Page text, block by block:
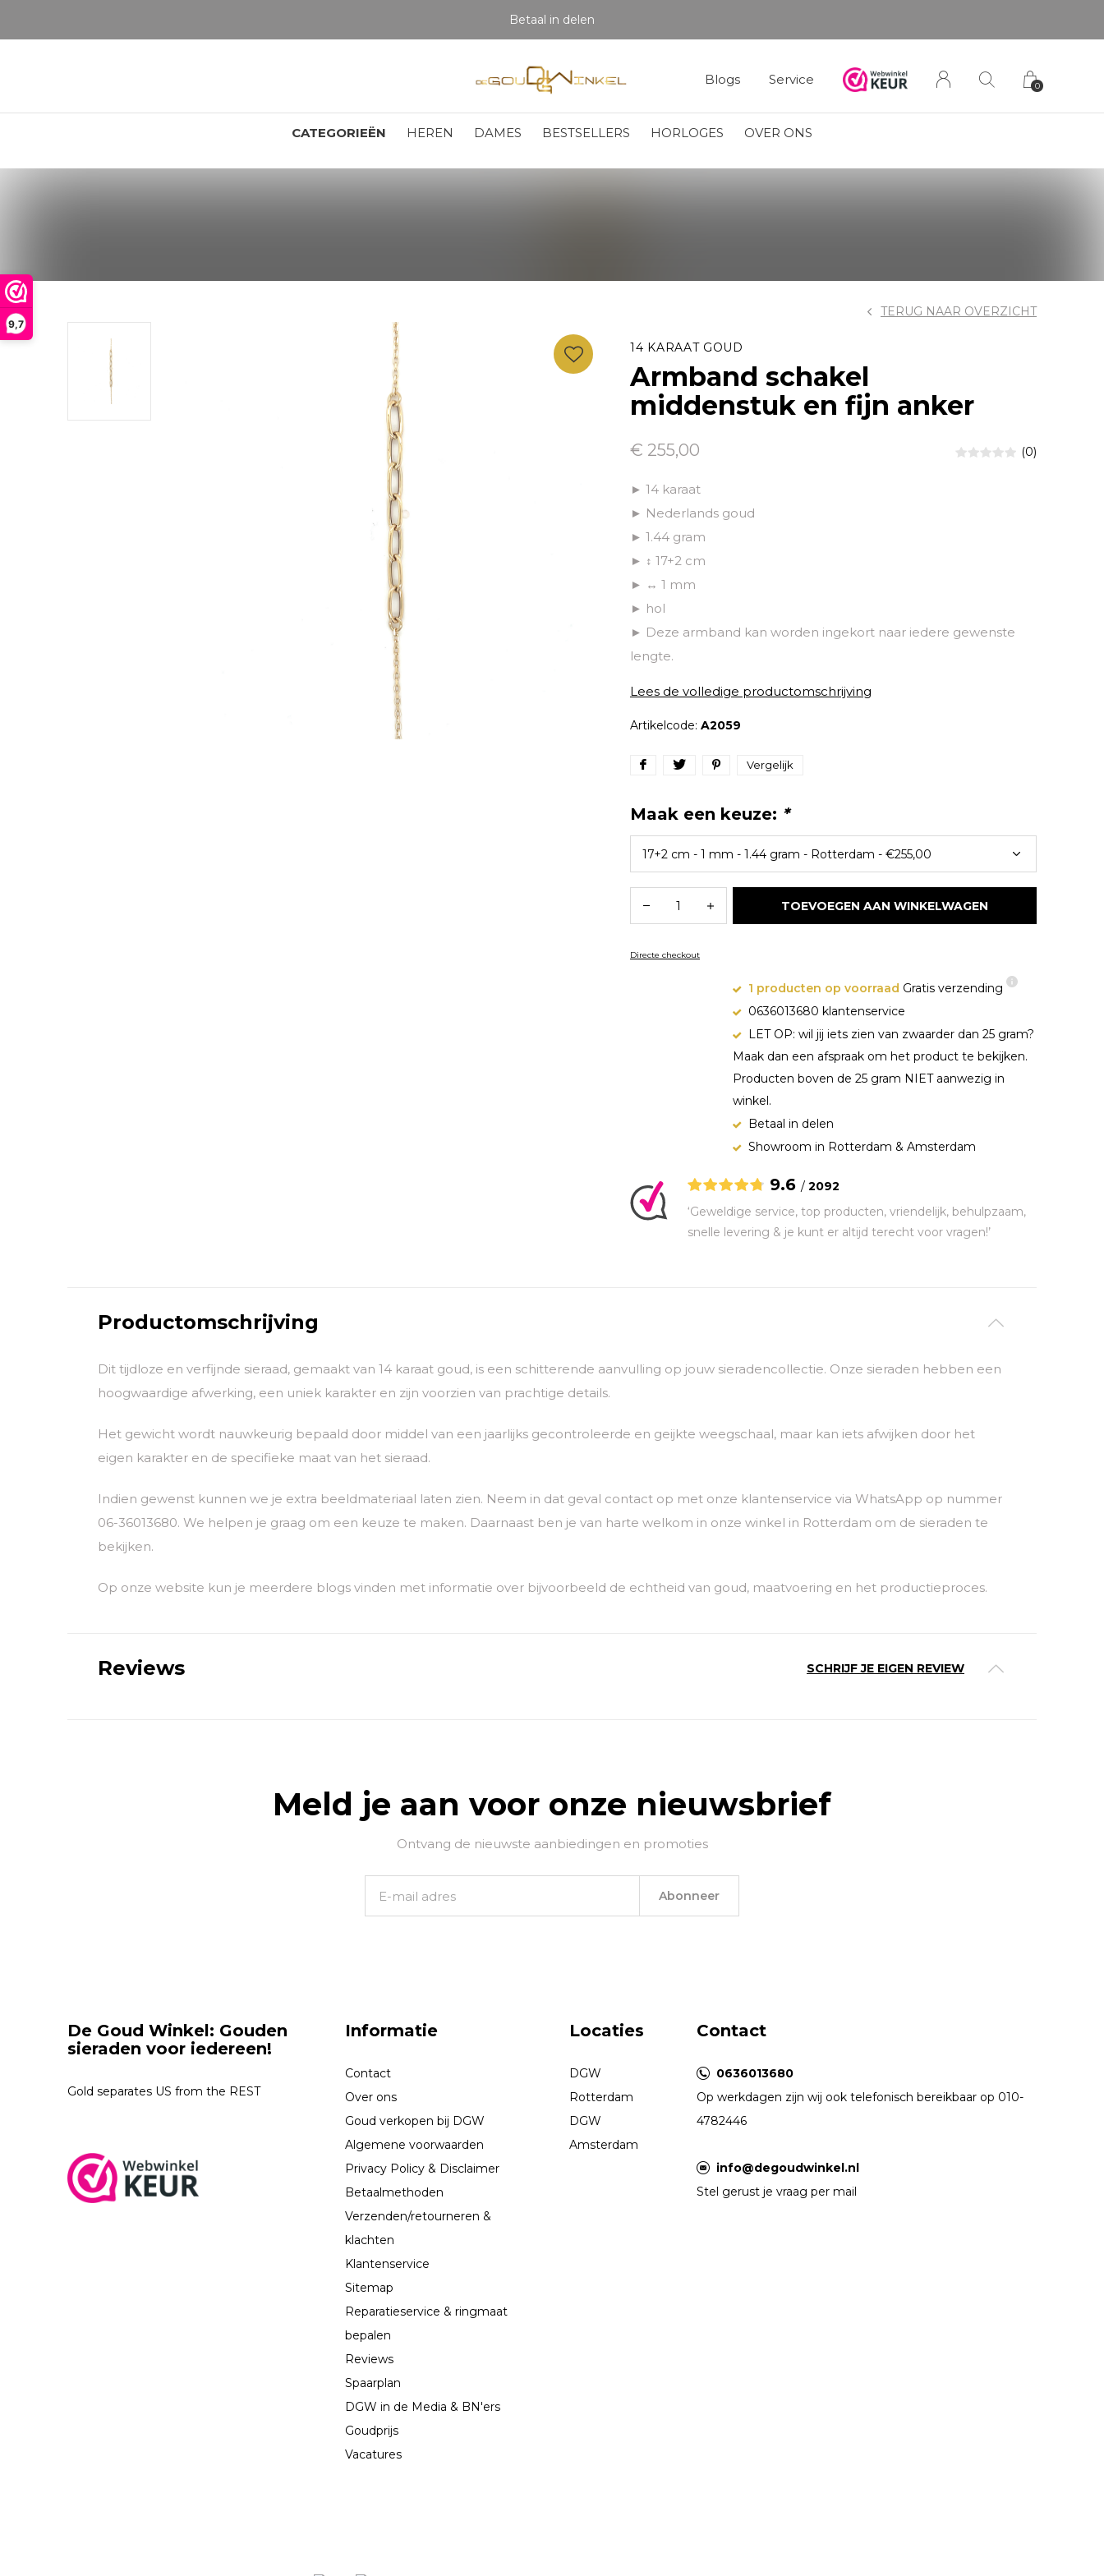
9,7
CATEGORIEËN HEREN DAMES BESTSELLERS HORLOGES OVER ONS
Blogs Service 0
Betaal in delen
14 KARAAT GOUD
Armband schakel
middenstuk en fijn anker
TERUG NAAR OVERZICHT
€ 255,00 (0)
► 14 karaat
► Nederlands goud
► 1.44 gram
► ↕ 17+2 cm
► ↔ 1 mm
► hol
► Deze armband kan worden ingekort naar iedere gewenste
lengte.
Lees de volledige productomschrijving
Artikelcode: A2059
Vergelijk
Maak een keuze: *
TOEVOEGEN AAN WINKELWAGEN
Directe checkout
1 producten op voorraad Gratis verzending
0636013680 klantenservice
LET OP: wil jij iets zien van zwaarder dan 25 gram?
Maak dan een afspraak om het product te bekijken.
Producten boven de 25 gram NIET aanwezig in
winkel.
Betaal in delen
Showroom in Rotterdam & Amsterdam
9.6 / 2092
‘Geweldige service, top producten, vriendelijk, behulpzaam,
snelle levering & je kunt er altijd terecht voor vragen!’
Productomschrijving
Dit tijdloze en verfijnde sieraad, gemaakt van 14 karaat goud, is een schitterende aanvulling op jouw sieradencollectie. Onze sieraden hebben een
hoogwaardige afwerking, een uniek karakter en zijn voorzien van prachtige details.
Het gewicht wordt nauwkeurig bepaald door middel van een jaarlijks gecontroleerde en geijkte weegschaal, maar kan iets afwijken door het
eigen karakter en de specifieke maat van het sieraad.
Indien gewenst kunnen we je extra beeldmateriaal laten zien. Neem in dat geval contact op met onze klantenservice via WhatsApp op nummer
06-36013680. We helpen je graag om een keuze te maken. Daarnaast ben je van harte welkom in onze winkel in Rotterdam om de sieraden te
bekijken.
Op onze website kun je meerdere blogs vinden met informatie over bijvoorbeeld de echtheid van goud, maatvoering en het productieproces.
Reviews SCHRIJF JE EIGEN REVIEW
Meld je aan voor onze nieuwsbrief
Ontvang de nieuwste aanbiedingen en promoties
Abonneer
De Goud Winkel: Gouden
sieraden voor iedereen!
Gold separates US from the REST
Informatie
Contact
Over ons
Goud verkopen bij DGW
Algemene voorwaarden
Privacy Policy & Disclaimer
Betaalmethoden
Verzenden/retourneren &
klachten
Klantenservice
Sitemap
Reparatieservice & ringmaat
bepalen
Reviews
Spaarplan
DGW in de Media & BN'ers
Goudprijs
Vacatures
Locaties
DGW
Rotterdam
DGW
Amsterdam
Contact
0636013680
Op werkdagen zijn wij ook telefonisch bereikbaar op 010-
4782446
info@degoudwinkel.nl
Stel gerust je vraag per mail